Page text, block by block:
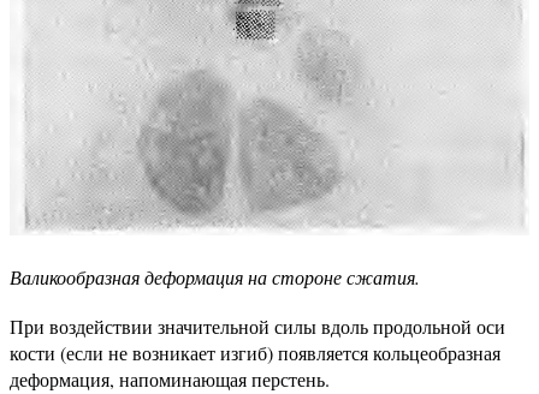
Валикообразная деформация на стороне сжатия.
При воздействии значительной силы вдоль продольной оси
кости (если не возникает изгиб) появляется кольцеобразная
деформация, напоминающая перстень.